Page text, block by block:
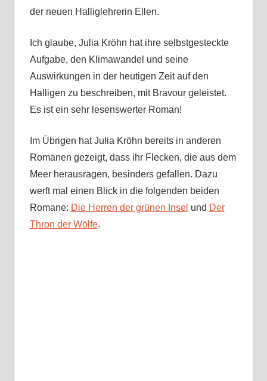
der neuen Halliglehrerin Ellen.
Ich glaube, Julia Kröhn hat ihre selbstgesteckte
Aufgabe, den Klimawandel und seine
Auswirkungen in der heutigen Zeit auf den
Halligen zu beschreiben, mit Bravour geleistet.
Es ist ein sehr lesenswerter Roman!
Im Übrigen hat Julia Kröhn bereits in anderen
Romanen gezeigt, dass ihr Flecken, die aus dem
Meer herausragen, besinders gefallen. Dazu
werft mal einen Blick in die folgenden beiden
Romane: Die Herren der grünen Insel und Der
Thron der Wölfe.